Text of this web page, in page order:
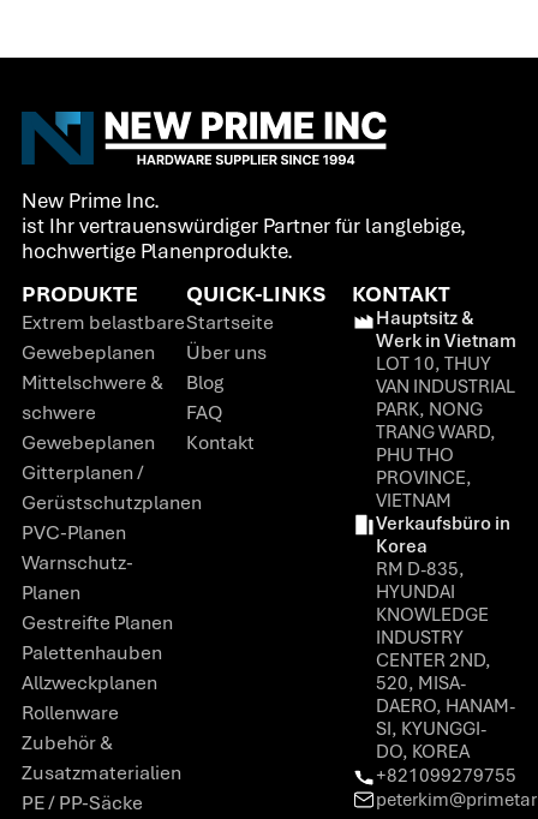
New Prime Inc.
ist Ihr vertrauenswürdiger Partner für langlebige,
hochwertige Planenprodukte.
PRODUKTE
Extrem belastbare
Gewebeplanen
Mittelschwere &
schwere
Gewebeplanen
Gitterplanen /
Gerüstschutzplanen
PVC-Planen
Warnschutz-
Planen
Gestreifte Planen
Palettenhauben
Allzweckplanen
Rollenware
Zubehör &
Zusatzmaterialien
PE / PP-Säcke
QUICK-LINKS
Startseite
Über uns
Blog
FAQ
Kontakt
KONTAKT
Hauptsitz &
Werk in Vietnam
LOT 10, THUY
VAN INDUSTRIAL
PARK, NONG
TRANG WARD,
PHU THO
PROVINCE,
VIETNAM
Verkaufsbüro in
Korea
RM D-835,
HYUNDAI
KNOWLEDGE
INDUSTRY
CENTER 2ND,
520, MISA-
DAERO, HANAM-
SI, KYUNGGI-
DO, KOREA
+821099279755